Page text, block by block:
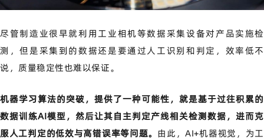
尽管制造业很早就利用工业相机等数据采集设备对产品实施检
测，但是采集到的数据还是要通过人工识别和判定，效率低不
说，质量稳定性也难以保证。
机器学习算法的突破，提供了一种可能性，就是基于过往积累的
数据训练AI模型，然后让其自主判定产线相关检测数据，进而克
服人工判定的低效与高错误率等问题。 由此，AI+机器视觉，为工